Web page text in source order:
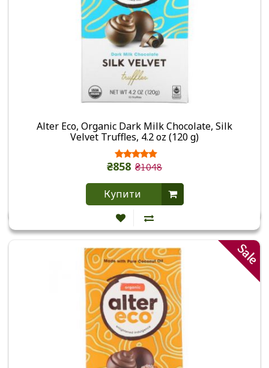
Alter Eco, Organic Dark Milk Chocolate, Silk
Velvet Truffles, 4.2 oz (120 g)
₴858 ₴1048
Купити
Sale